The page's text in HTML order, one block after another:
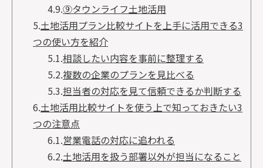
4.9.⑨タウンライフ土地活用
5.土地活用プラン比較サイトを上手に活用できる3
つの使い方を紹介
5.1.相談したい内容を事前に整理する
5.2.複数の企業のプランを見比べる
5.3.担当者の対応を見て信頼できるか判断する
6.土地活用比較サイトを使う上で知っておきたい3
つの注意点
6.1.営業電話の対応に追われる
6.2.土地活用を扱う部署以外が担当になること